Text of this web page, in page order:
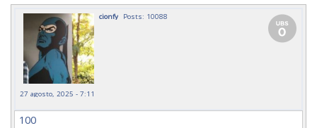
cionfy Posts: 10088
27 agosto, 2025 - 7:11
100